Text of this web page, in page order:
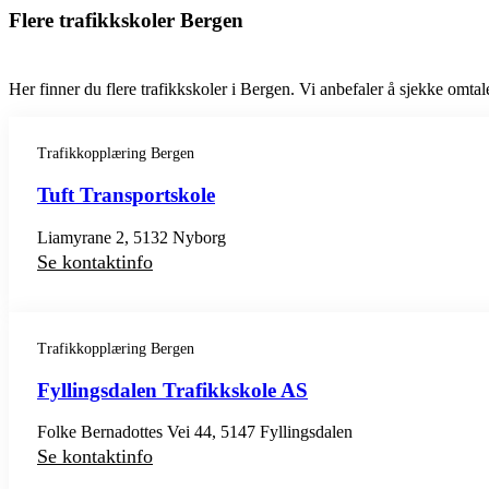
Flere trafikkskoler Bergen
Her finner du flere trafikkskoler i Bergen. Vi anbefaler å sjekke
Trafikkopplæring Bergen
Tuft Transportskole
Liamyrane 2, 5132 Nyborg
Se kontaktinfo
Trafikkopplæring Bergen
Fyllingsdalen Trafikkskole AS
Folke Bernadottes Vei 44, 5147 Fyllingsdalen
Se kontaktinfo